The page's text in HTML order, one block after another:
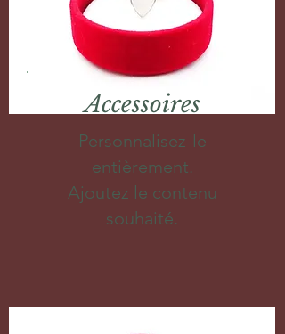
Accessoires
Personnalisez-le
entièrement.
Ajoutez le contenu
souhaité.